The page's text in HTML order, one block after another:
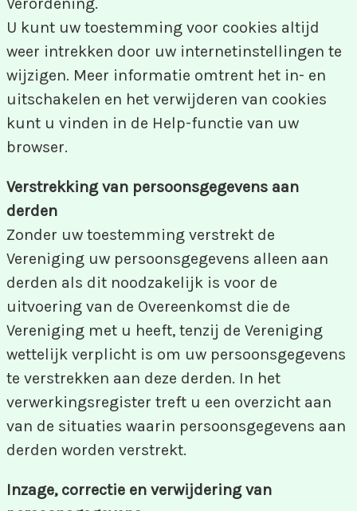
Verordening.
U kunt uw toestemming voor cookies altijd
weer intrekken door uw internetinstellingen te
wijzigen. Meer informatie omtrent het in- en
uitschakelen en het verwijderen van cookies
kunt u vinden in de Help-functie van uw
browser.
Verstrekking van persoonsgegevens aan
derden
Zonder uw toestemming verstrekt de
Vereniging uw persoonsgegevens alleen aan
derden als dit noodzakelijk is voor de
uitvoering van de Overeenkomst die de
Vereniging met u heeft, tenzij de Vereniging
wettelijk verplicht is om uw persoonsgegevens
te verstrekken aan deze derden. In het
verwerkingsregister treft u een overzicht aan
van de situaties waarin persoonsgegevens aan
derden worden verstrekt.
Inzage, correctie en verwijdering van